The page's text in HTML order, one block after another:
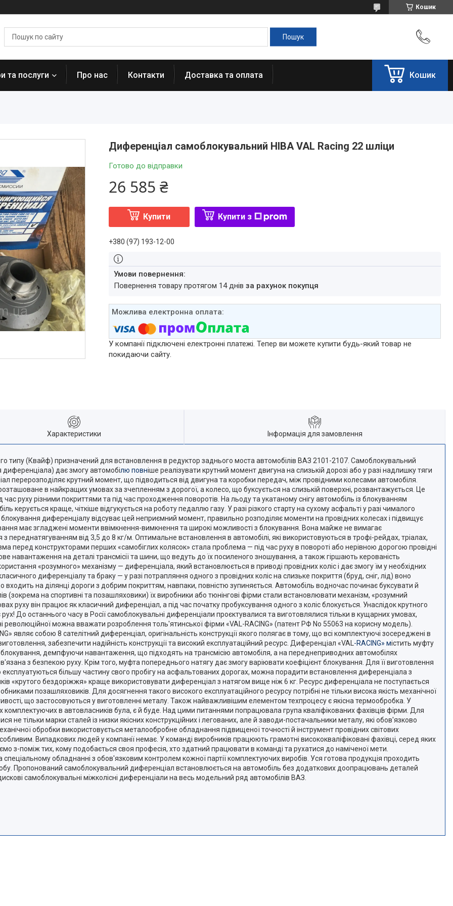
Кошик
та послуги Про нас Контакти Доставка та оплата Кошик
Диференціал самоблокувальний НІВА VAL Racing 22 шліци
Готово до відправки
26 585 ₴
Купити Купити з
+380 (97) 193-12-00
повернення товару протягом 14 днів за рахунок покупця
У компанії підключені електронні платежі. Тепер ви можете купити будь-який товар не
покидаючи сайту.
Характеристики Інформація для замовлення
типу (Квайф) призначений для встановлення в редуктор заднього моста автомобілів ВАЗ 2101-2107. Самоблокувальний
дає змогу автомобілю повніше реалізувати крутний момент двигуна на слизькій дорозі або у разі надлишку тяги
перерозподіляє крутний момент, що підводиться від двигуна та коробки передач, між провідними колесами автомобіля.
в найкращих умовах за зчепленням з дорогої, а колесо, що буксується на слизькій поверхні, розвантажується. Це
час руху різними покриттями та під час проходження поворотів. На льоду та укатаному снігу автомобіль із блокуванням
керується краще, чіткіше відгукується на роботу педаллю газу. У разі різкого старту на сухому асфальті у разі чималого
диференціалу відсуває цей неприємний момент, правильно розподіляє моменти на провідних колесах і підвищує
має згладжені моменти ввімкнення-вимкнення та широкі можливості з блокування. Вона майже не вимагає
переднатягуванням від 3,5 до 8 кг/м. Оптимальне встановлення в автомобілі, які використовуються в трофі-рейдах, тріалах,
перед конструкторами перших «самобіглих колясок» стала проблема — під час руху в повороті або нерівною дорогою провідні
навантаження на деталі трансмісії та шини, що ведуть до їх посиленого зношування, а також гіршають керованість
«розумного» механізму — диференціала, який встановлюється в приводі провідних коліс і дає змогу їм у необхідних
диференціалу та браку — у разі потрапляння одного з провідних коліс на слизьке покриття (бруд, сніг, лід) воно
на ділянці дороги з добрим покриттям, навпаки, повністю зупиняється. Автомобіль водночас починає буксувати й
(зокрема на спортивні та позашляховики) їх виробники або тюнінгові фірми стали встановлювати механізм, «розумний
руху він працює як класичний диференціал, а під час початку пробуксування одного з коліс блокується. Унаслідок крутного
До останнього часу в Росії самоблокувальні диференціали проєктувалися та виготовлялися тільки в кущарних умовах,
революційної можна вважати розроблення толь'ятинської фірми «VAL-RACING» (патент РФ No 55063 на корисну модель).
являє собою 8 сателітний диференціал, оригінальність конструкції якого полягає в тому, що всі комплектуючі зосереджені в
забезпечити надійність конструкції та високий експлуатаційний ресурс. Диференціал «VAL -RACING» містить муфту
демпфуючи навантаження, що підходять на трансмісію автомобіля, а на переднеприводних автомобілях
з безпекою руху. Крім того, муфта попереднього натягу дає змогу варіювати коефіцієнт блокування. Для її виготовлення
більшу частину свого пробігу на асфальтованих дорогах, можна порадити встановлення диференціала з
«крутого бездоріжжя» краще використовувати диференціал з натягом вище ніж 6 кг. Ресурс диференціала не поступається
позашляховиків. Для досягнення такого високого експлуатаційного ресурсу потрібні не тільки висока якість механічної
що застосовуються у виготовленні металу. Також найважливішим елементом техпроцесу є якісна термообробка. У
комплектуючих в автовласників була, є й буде. Над цими питаннями попрацювала група кваліфікованих фахівців фірми. Для
не тільки марки сталей із низки якісних конструкційних і легованих, але й заводи-постачальники металу, які обов'язково
обробки використовується металообробне обладнання підвищеної точності й інструмент провідних світових
Випадкових людей у компанії немає. У команді виробників працюють грамотні висококваліфіковані фахівці, серед яких
з-поміж тих, кому подобається своя професія, хто здатний працювати в команді та рухатися до наміченої мети.
обладнанні з обов'язковим контролем кожної партії комплектуючих виробів. Уся готова продукція проходить
Пропонований самоблокувальний диференціал встановлюється на автомобіль без додаткових доопрацювань деталей
самоблокувальні міжколісні диференціали на весь модельний ряд автомобілів ВАЗ.